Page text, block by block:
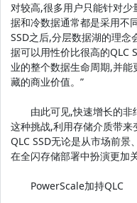
对较高,很多用户只能针对
据和冷数据通常都是采用不
SSD之后,分层数据湖的理
据可以用性价比很高的QLC
业的整个数据生命周期,并
藏的商业价值。”
由此可见,快速增长的非
这种挑战,利用存储介质带
QLC SSD无论是从市场前
在全闪存储部署中扮演更加
PowerScale加持QLC